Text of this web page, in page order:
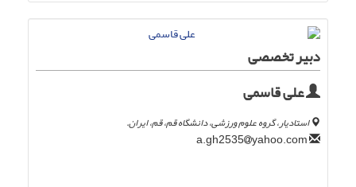
دبیر تخصصی
علی قاسمی
استادیار، گروه علوم ورزشی، دانشگاه قم، قم، ایران.
yahoo.com